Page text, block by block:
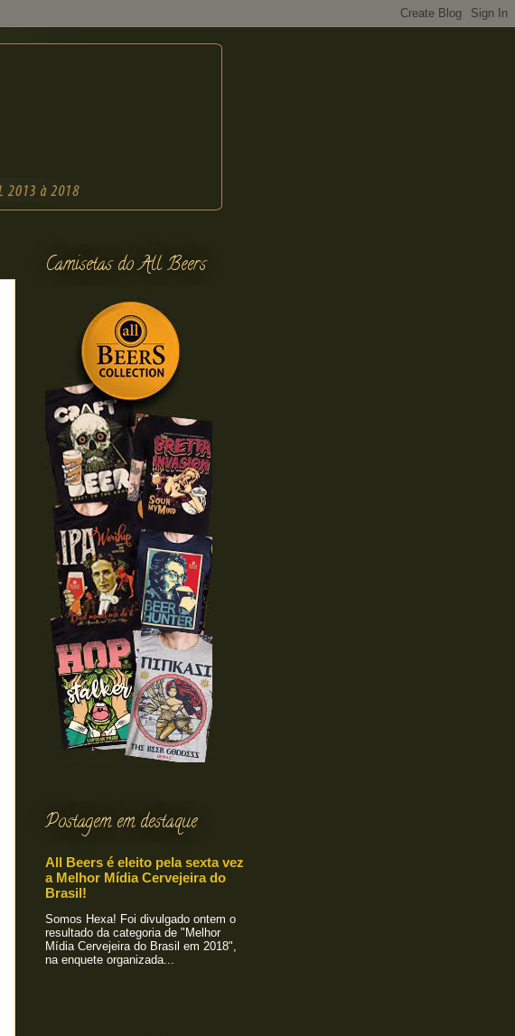
Camisetas do All Beers
Postagem em destaque
All Beers é eleito pela sexta vez
a Melhor Mídia Cervejeira do
Brasil!
Somos Hexa! Foi divulgado ontem o
resultado da categoria de "Melhor
Mídia Cervejeira do Brasil em 2018",
na enquete organizada...